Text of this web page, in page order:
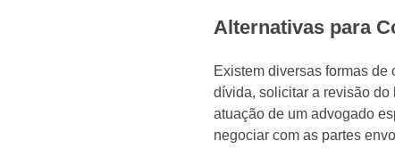
Alternativas para
Existem diversas formas de
dívida, solicitar a revisão do
atuação de um advogado
negociar com as partes